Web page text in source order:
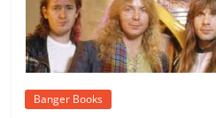
Banger Books